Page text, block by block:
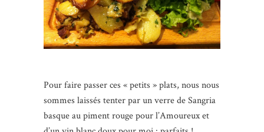
Pour faire passer ces « petits » plats, nous nous
sommes laissés tenter par un verre de Sangria
basque au piment rouge pour l’Amoureux et